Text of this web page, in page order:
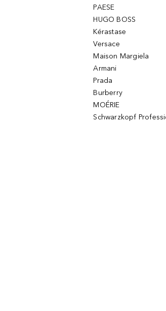
PAESE
HUGO BOSS
Kérastase
Versace
Maison Margiela
Armani
Prada
Burberry
MOÉRIE
Schwarzkopf